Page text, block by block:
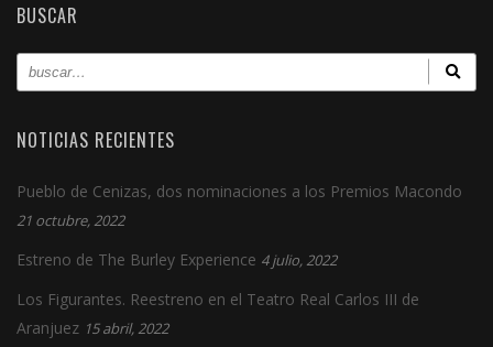
BUSCAR
NOTICIAS RECIENTES
Pueblo de Cenizas, dos nominaciones a los Premios Macondo
21 octubre, 2022
Estreno de The Burley Experience 4 julio, 2022
Los Figurantes. Reestreno en el Teatro Real Carlos III de
Aranjuez 15 abril, 2022